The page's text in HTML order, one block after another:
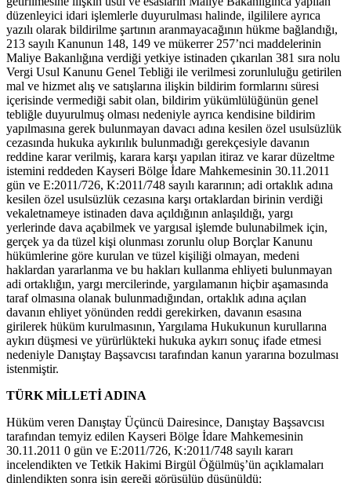
düzenleyici idari işlemlerle duyurulması halinde, ilgililere ayrıca
yazılı olarak bildirilme şartının aranmayacağının hükme bağlandığı,
213 sayılı Kanunun 148, 149 ve mükerrer 257’nci maddelerinin
Maliye Bakanlığına verdiği yetkiye istinaden çıkarılan 381 sıra nolu
Vergi Usul Kanunu Genel Tebliği ile verilmesi zorunluluğu getirilen
mal ve hizmet alış ve satışlarına ilişkin bildirim formlarını süresi
içerisinde vermediği sabit olan, bildirim yükümlülüğünün genel
tebliğle duyurulmuş olması nedeniyle ayrıca kendisine bildirim
yapılmasına gerek bulunmayan davacı adına kesilen özel usulsüzlük
cezasında hukuka aykırılık bulunmadığı gerekçesiyle davanın
reddine karar verilmiş, karara karşı yapılan itiraz ve karar düzeltme
istemini reddeden Kayseri Bölge İdare Mahkemesinin 30.11.2011
gün ve E:2011/726, K:2011/748 sayılı kararının; adi ortaklık adına
kesilen özel usulsüzlük cezasına karşı ortaklardan birinin verdiği
vekaletnameye istinaden dava açıldığının anlaşıldığı, yargı
yerlerinde dava açabilmek ve yargısal işlemde bulunabilmek için,
gerçek ya da tüzel kişi olunması zorunlu olup Borçlar Kanunu
hükümlerine göre kurulan ve tüzel kişiliği olmayan, medeni
haklardan yararlanma ve bu hakları kullanma ehliyeti bulunmayan
adi ortaklığın, yargı mercilerinde, yargılamanın hiçbir aşamasında
taraf olmasına olanak bulunmadığından, ortaklık adına açılan
davanın ehliyet yönünden reddi gerekirken, davanın esasına
girilerek hüküm kurulmasının, Yargılama Hukukunun kurullarına
aykırı düşmesi ve yürürlükteki hukuka aykırı sonuç ifade etmesi
nedeniyle Danıştay Başsavcısı tarafından kanun yararına bozulması
istenmiştir.
TÜRK MİLLETİ ADINA
Hüküm veren Danıştay Üçüncü Dairesince, Danıştay Başsavcısı
tarafından temyiz edilen Kayseri Bölge İdare Mahkemesinin
30.11.2011 0 gün ve E:2011/726, K:2011/748 sayılı kararı
incelendikten ve Tetkik Hakimi Birgül Öğülmüş’ün açıklamaları
dinlendikten sonra işin gereği görüşülüp düşünüldü: